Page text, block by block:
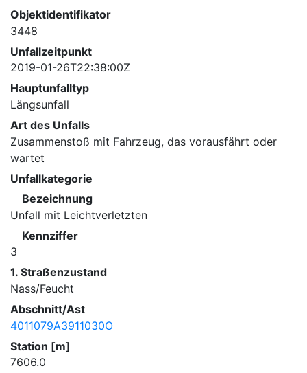
Objektidentifikator
3448
Unfallzeitpunkt
2019-01-26T22:38:00Z
Hauptunfalltyp
Längsunfall
Art des Unfalls
Zusammenstoß mit Fahrzeug, das vorausfährt oder
wartet
Unfallkategorie
Bezeichnung
Unfall mit Leichtverletzten
Kennziffer
3
1. Straßenzustand
Nass/Feucht
Abschnitt/Ast
4011079A3911030O
Station [m]
7606.0